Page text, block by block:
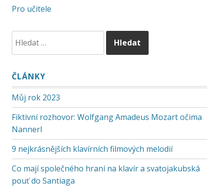
Pro učitele
ČLÁNKY
Můj rok 2023
Fiktivní rozhovor: Wolfgang Amadeus Mozart očima
Nannerl
9 nejkrásnějších klavírních filmových melodií
Co mají společného hraní na klavír a svatojakubská
pouť do Santiaga